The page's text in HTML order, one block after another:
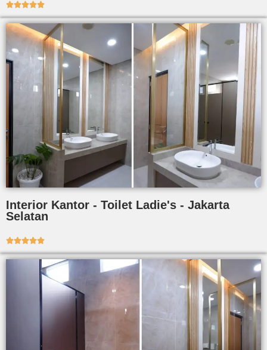

Interior Kantor - Toilet Ladie's - Jakarta
Selatan
